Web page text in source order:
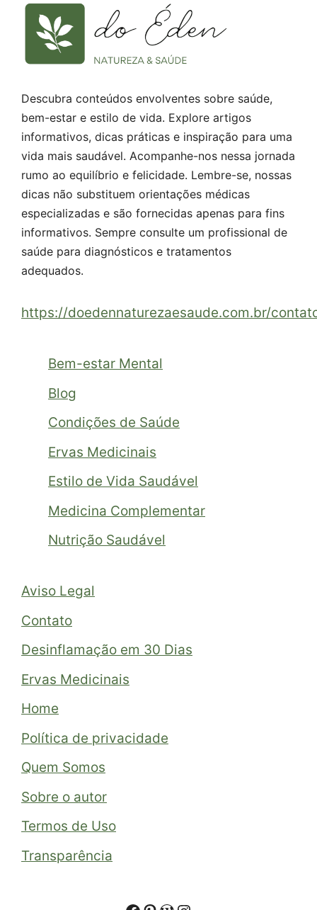
Descubra conteúdos envolventes sobre saúde,
bem-estar e estilo de vida. Explore artigos
informativos, dicas práticas e inspiração para uma
vida mais saudável. Acompanhe-nos nessa jornada
rumo ao equilíbrio e felicidade. Lembre-se, nossas
dicas não substituem orientações médicas
especializadas e são fornecidas apenas para fins
informativos. Sempre consulte um profissional de
saúde para diagnósticos e tratamentos
adequados.
https://doedennaturezaesaude.com.br/
Bem-estar Mental
Blog
Condições de Saúde
Ervas Medicinais
Estilo de Vida Saudável
Medicina Complementar
Nutrição Saudável
Aviso Legal
Contato
Desinflamação em 30 Dias
Ervas Medicinais
Home
Política de privacidade
Quem Somos
Sobre o autor
Termos de Uso
Transparência